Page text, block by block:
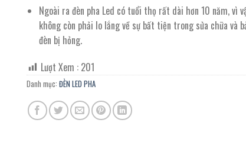
Ngoài ra đèn pha Led có tuổi thọ rất dài hơn 10 năm, vì
không còn phải lo lắng về sự bất tiện trong sửa chữa và
đèn bị hỏng.
Lượt Xem : 201
Danh mục: ĐÈN LED PHA